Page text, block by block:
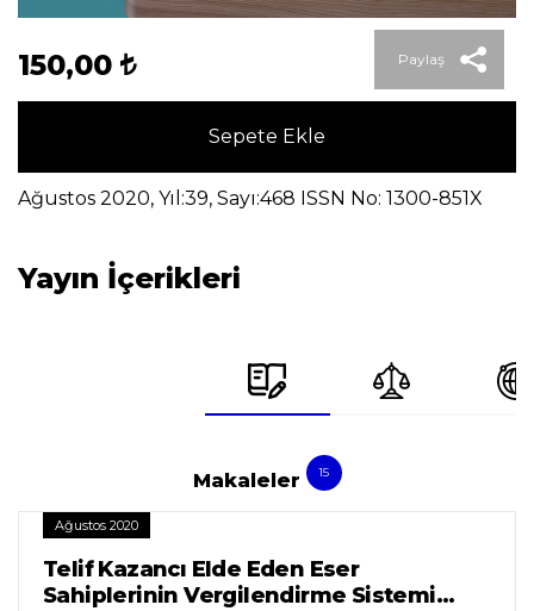
150,00
Sepete Ekle
Paylaş
Ağustos 2020, Yıl:39, Sayı:468 ISSN No: 1300-851X
Yayın İçerikleri
Makaleler 15
Ağustos 2020
Telif Kazancı Elde Eden Eser
Sahiplerinin Vergilendirme Sistemi